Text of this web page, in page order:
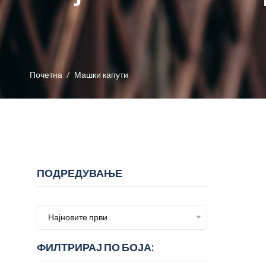
Почетна Машки капути
ПОДРЕДУВАЊЕ
Најновите први
ФИЛТРИРАЈ ПО БОЈА: